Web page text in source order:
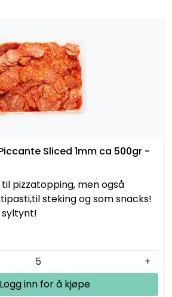
Sliced 1mm ca 500gr -
pizzatopping, men også
steking og som snacks!
+
Logg inn for å kjøpe